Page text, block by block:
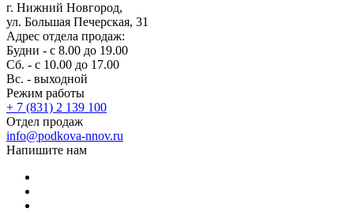
г. Нижний Новгород,
ул. Большая Печерская, 31
Адрес отдела продаж:
Будни - с 8.00 до 19.00
Сб. - с 10.00 до 17.00
Вс. - выходной
Режим работы
+ 7 (831) 2 139 100
Отдел продаж
info@podkova-nnov.ru
Напишите нам